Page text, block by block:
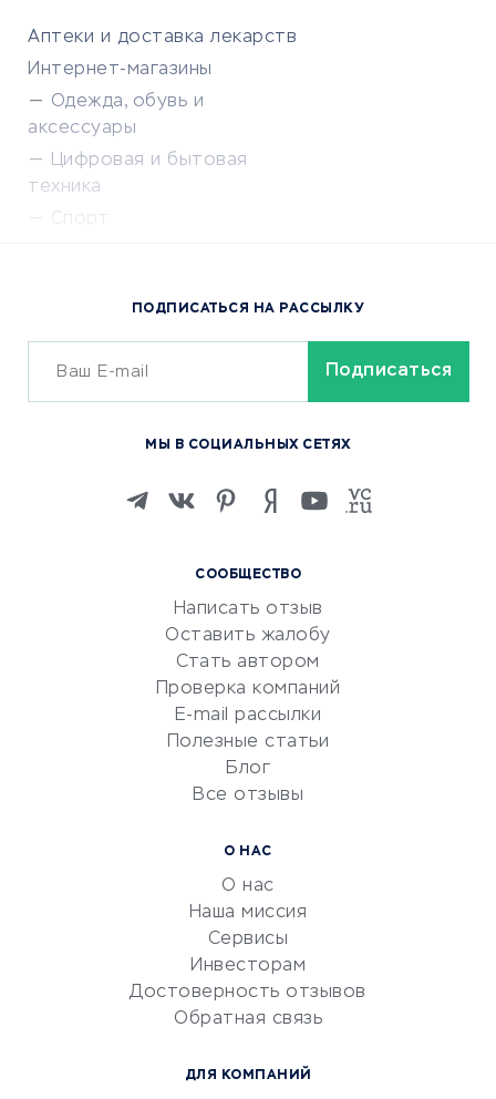
Аптеки и доставка лекарств
Интернет-магазины
Одежда, обувь и
аксессуары
Цифровая и бытовая
техника
Спорт
Сервисы доставки
ОБУЧЕНИЕ И РАБОТА
Изучение иностранных
Маркетинг и продажи
Репетиторство
Красота и здоровье
Сервисы по поиску работы
Сетевой маркетинг
УСЛУГИ ДЛЯ БИЗНЕСА
документооборот
Юридические компании
СООБЩЕСТВО
Написать отзыв
Оставить жалобу
Стать автором
Проверка компаний
E-mail рассылки
Полезные статьи
Блог
Все отзывы
О НАС
О нас
Наша миссия
Сервисы
Инвесторам
Достоверность отзывов
Обратная связь
ДЛЯ КОМПАНИЙ
ПОДПИСАТЬСЯ НА РАССЫЛКУ
МЫ В СОЦИАЛЬНЫХ СЕТЯХ